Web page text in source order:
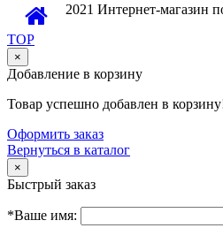
2021 Интернет-магазин
TOP
×
Добавление в корзину
Товар успешно добавлен в
Оформить заказ
Вернуться в каталог
×
Быстрый заказ
*Ваше имя: